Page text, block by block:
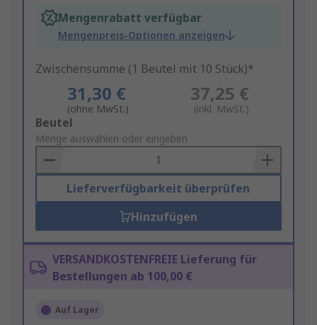
Mengenrabatt verfügbar
Mengenpreis-Optionen anzeigen
Zwischensumme (1 Beutel mit 10 Stück)*
31,30 €
(ohne MwSt.)
37,25 €
(inkl. MwSt.)
Add
to
Basket
Beutel
Menge auswählen oder eingeben
Lieferverfügbarkeit überprüfen
Hinzufügen
VERSANDKOSTENFREIE Lieferung für
Bestellungen ab 100,00 €
Auf Lager